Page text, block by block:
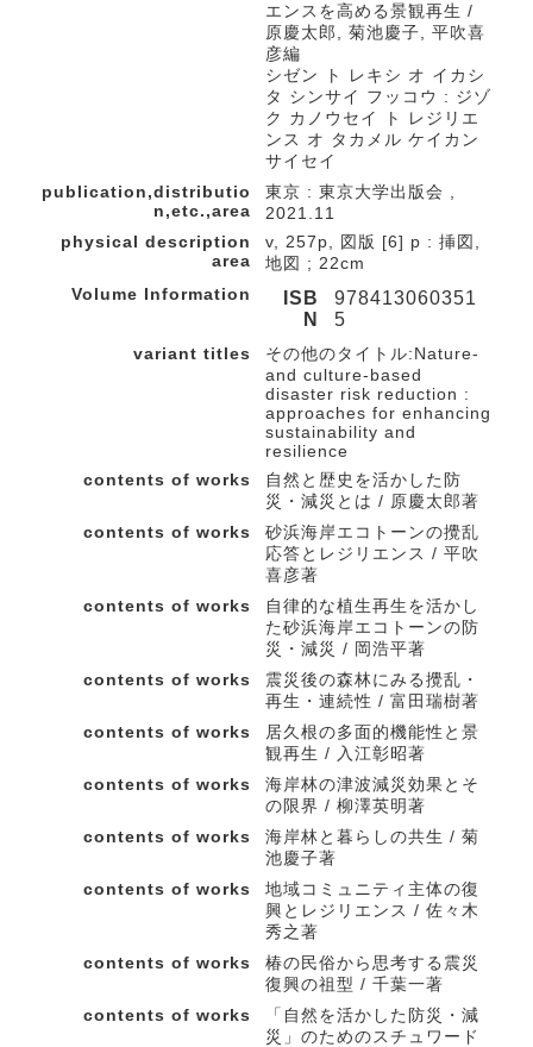
エンスを高める景観再生 /
原慶太郎, 菊池慶子, 平吹喜
彦編
シゼン ト レキシ オ イカシ
タ シンサイ フッコウ : ジゾ
ク カノウセイ ト レジリエ
ンス オ タカメル ケイカン
サイセイ
publication,distributio
n,etc.,area
東京 : 東京大学出版会 ,
2021.11
physical description
area
v, 257p, 図版 [6] p : 挿図,
地図 ; 22cm
Volume Information
ISB
N
978413060351
5
variant titles
その他のタイトル:Nature-
and culture-based
disaster risk reduction :
approaches for enhancing
sustainability and
resilience
contents of works
自然と歴史を活かした防
災・減災とは / 原慶太郎著
contents of works
砂浜海岸エコトーンの攪乱
応答とレジリエンス / 平吹
喜彦著
contents of works
自律的な植生再生を活かし
た砂浜海岸エコトーンの防
災・減災 / 岡浩平著
contents of works
震災後の森林にみる攪乱・
再生・連続性 / 富田瑞樹著
contents of works
居久根の多面的機能性と景
観再生 / 入江彰昭著
contents of works
海岸林の津波減災効果とそ
の限界 / 柳澤英明著
contents of works
海岸林と暮らしの共生 / 菊
池慶子著
contents of works
地域コミュニティ主体の復
興とレジリエンス / 佐々木
秀之著
contents of works
椿の民俗から思考する震災
復興の祖型 / 千葉一著
contents of works
「自然を活かした防災・減
災」のためのスチュワード